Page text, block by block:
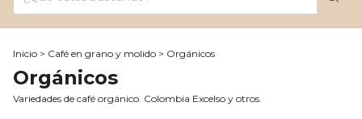
Inicio > Café en grano y molido > Orgánicos
Orgánicos
Variedades de café orgánico. Colombia Excelso y otros.